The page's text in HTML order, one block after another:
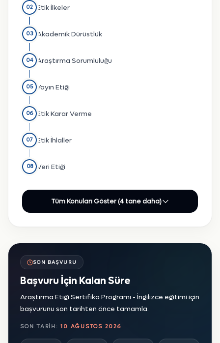
02 Etik İlkeler
03 Akademik Dürüstlük
04 Araştırma Sorumluluğu
05 Yayın Etiği
06 Etik Karar Verme
07 Etik İhlaller
08 Veri Etiği
Tüm Konuları Göster (4 tane daha)
SON BAŞVURU
Başvuru İçin Kalan Süre
Araştırma Etiği Sertifika Programı - İngilizce eğitimi için
başvurunu son tarihten önce tamamla.
SON TARIH:10 AĞUSTOS 2026